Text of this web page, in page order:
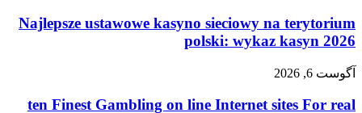
Najlepsze ustawowe kasyno sieciowy na terytorium
polski: wykaz kasyn 2026
آگوست 6, 2026
ten Finest Gambling on line Internet sites For real